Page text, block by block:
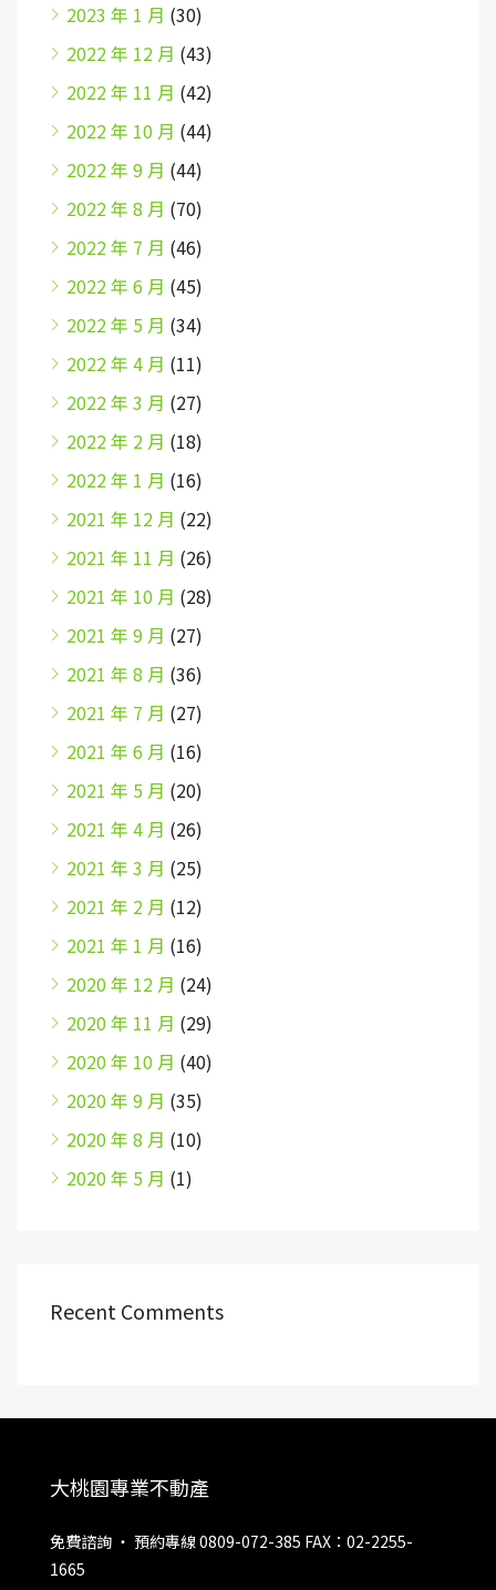
2023 年 1 月 (30)
2022 年 12 月 (43)
2022 年 11 月 (42)
2022 年 10 月 (44)
2022 年 9 月 (44)
2022 年 8 月 (70)
2022 年 7 月 (46)
2022 年 6 月 (45)
2022 年 5 月 (34)
2022 年 4 月 (11)
2022 年 3 月 (27)
2022 年 2 月 (18)
2022 年 1 月 (16)
2021 年 12 月 (22)
2021 年 11 月 (26)
2021 年 10 月 (28)
2021 年 9 月 (27)
2021 年 8 月 (36)
2021 年 7 月 (27)
2021 年 6 月 (16)
2021 年 5 月 (20)
2021 年 4 月 (26)
2021 年 3 月 (25)
2021 年 2 月 (12)
2021 年 1 月 (16)
2020 年 12 月 (24)
2020 年 11 月 (29)
2020 年 10 月 (40)
2020 年 9 月 (35)
2020 年 8 月 (10)
2020 年 5 月 (1)
Recent Comments
大桃園專業不動產
免費諮詢 ‧ 預約專線 0809-072-385 FAX：02-2255-
1665